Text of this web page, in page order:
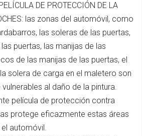
DE PROTECCIÓN DE LA
las zonas del automóvil, como
las soleras de las puertas,
puertas, las manijas de las
de las manijas de las puertas, el
solera de carga en el maletero son
al daño de la pintura.
película de protección contra
protege eficazmente estas áreas
automóvil.